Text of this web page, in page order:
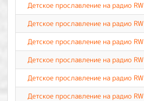
Детское прославление на радио RW
Детское прославление на радио RW
Детское прославление на радио RW
Детское прославление на радио RW
Детское прославление на радио RW
Детское прославление на радио RW